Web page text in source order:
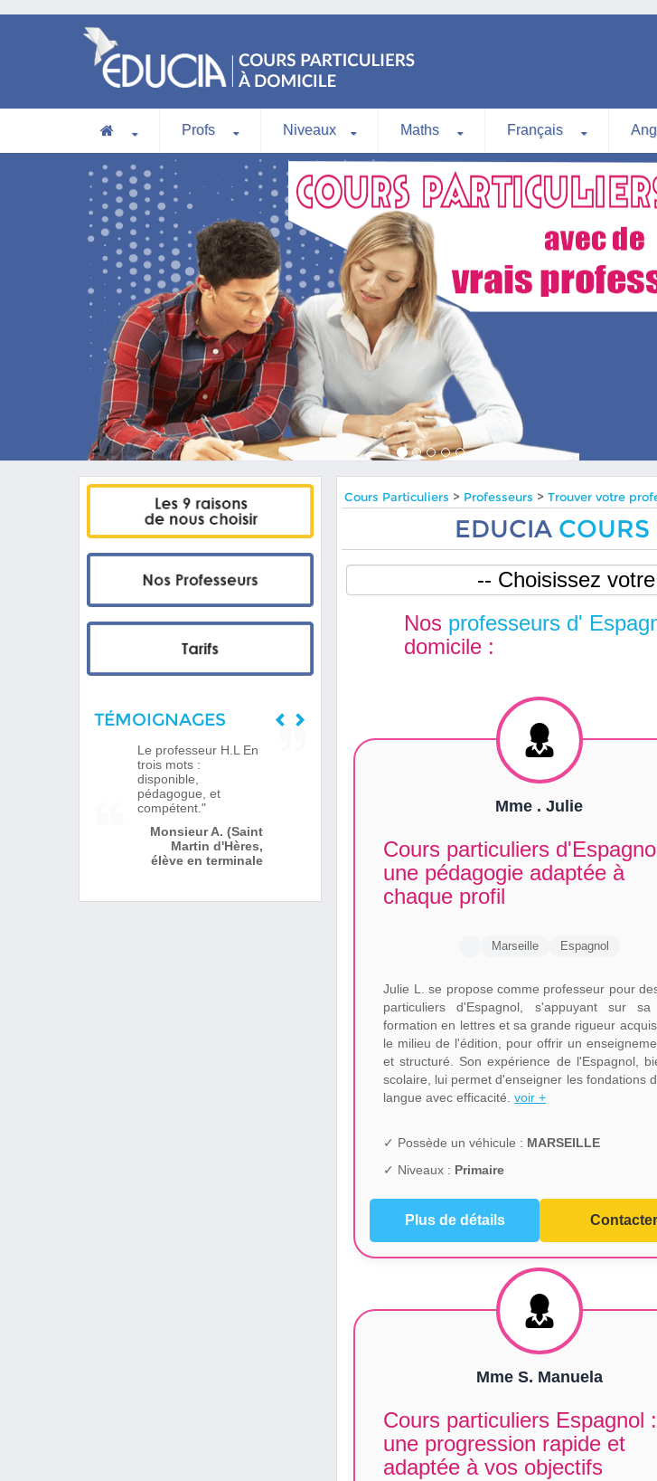
Profs Niveaux Maths Français
TÉMOIGNAGES
Le professeur H.L En
trois mots :
disponible,
pédagogue, et
compétent."
Monsieur A. (Saint
Martin d'Hères,
élève en terminale
Cours Particuliers > Professeurs >Trouver votre
EDUCIA COURS
Nos professeurs d'
domicile :
Mme . Julie
Cours particuliers
une pédagogie adaptée à
chaque profil
Marseille Espagnol
Julie L. se propose comme professeur pour
particuliers d'Espagnol, s'appuyant sur sa
formation en lettres et sa grande rigueur
le milieu de l'édition, pour offrir un
et structuré. Son expérience de l'Espagnol,
scolaire, lui permet d'enseigner les fondations
langue avec efficacité.voir +
✓ Possède un véhicule : MARSEILLE
✓ Niveaux : Primaire
Plus de détails Contacter
Mme S. Manuela
Cours particuliers Espagnol :
une progression rapide et
adaptée à vos objectifs